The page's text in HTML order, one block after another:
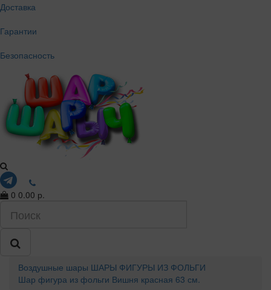
Доставка
Гарантии
Безопасность
0 0.00 р.
Воздушные шары ШАРЫ ФИГУРЫ ИЗ ФОЛЬГИ
Шар фигура из фольги Вишня красная 63 см.